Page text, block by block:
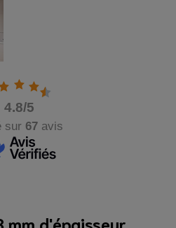
4.8/5
sur 67 avis
mm d'épaisseur